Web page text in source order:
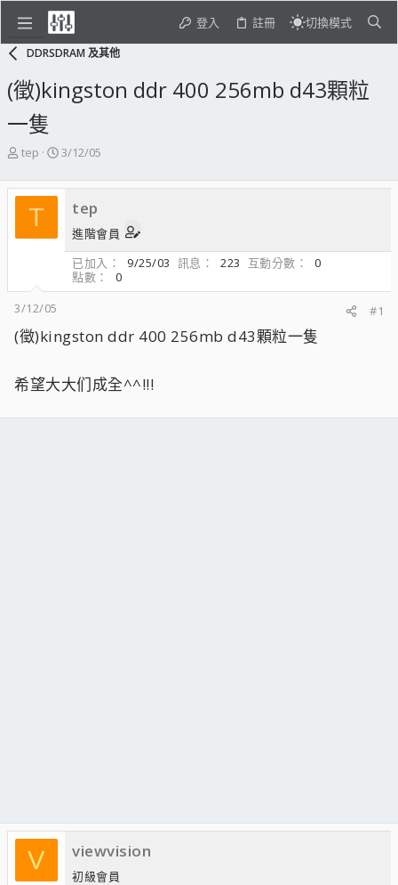
登入 註冊 切換模式
DDRSDRAM 及其他
(徵)kingston ddr 400 256mb d43顆粒
一隻
主
發
起
tep
開
日
3/12/05
T tep
進階會員
已加入
9/25/03 訊息 223 互動分數
0
點數
0
3/12/05
#1
(徵)kingston ddr 400 256mb d43顆粒一隻
希望大大们成全^^!!!
V viewvision
初級會員